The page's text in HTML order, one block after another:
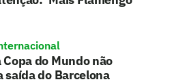
Copa do Mundo não
saída do Barcelona